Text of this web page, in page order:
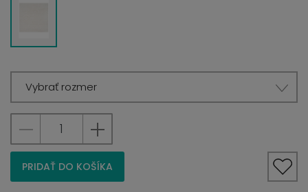
Vybrať rozmer
PRIDAŤ DO KOŠÍKA